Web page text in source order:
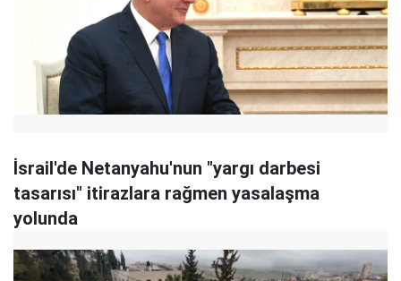
İsrail'de Netanyahu'nun "yargı darbesi
tasarısı" itirazlara rağmen yasalaşma
yolunda